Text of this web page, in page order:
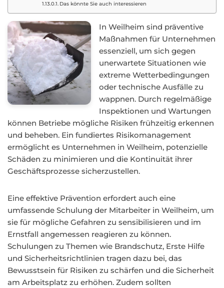
Das könnte Sie auch interessieren
In Weilheim sind präventive
Maßnahmen für Unternehmen
essenziell, um sich gegen
unerwartete Situationen wie
extreme Wetterbedingungen
oder technische Ausfälle zu
wappnen. Durch regelmäßige
Inspektionen und Wartungen
können Betriebe mögliche Risiken frühzeitig erkennen
und beheben. Ein fundiertes Risikomanagement
ermöglicht es Unternehmen in Weilheim, potenzielle
Schäden zu minimieren und die Kontinuität ihrer
Geschäftsprozesse sicherzustellen.
Eine effektive Prävention erfordert auch eine
umfassende Schulung der Mitarbeiter in Weilheim, um
sie für mögliche Gefahren zu sensibilisieren und im
Ernstfall angemessen reagieren zu können.
Schulungen zu Themen wie Brandschutz, Erste Hilfe
und Sicherheitsrichtlinien tragen dazu bei, das
Bewusstsein für Risiken zu schärfen und die Sicherheit
am Arbeitsplatz zu erhöhen. Zudem sollten